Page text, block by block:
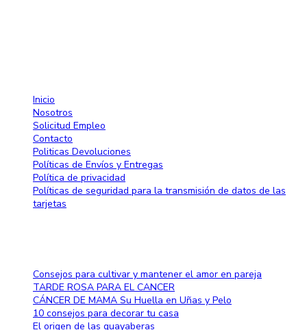
Inicio
Nosotros
Solicitud Empleo
Contacto
Politicas Devoluciones
Políticas de Envíos y Entregas
Política de privacidad
Políticas de seguridad para la transmisión de datos de las
tarjetas
Consejos para cultivar y mantener el amor en pareja
TARDE ROSA PARA EL CANCER
CÁNCER DE MAMA Su Huella en Uñas y Pelo
10 consejos para decorar tu casa
El origen de las guayaberas